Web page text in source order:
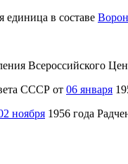
единица в составе
Всероссийского
СССР от 06 января
ноября 1956 года